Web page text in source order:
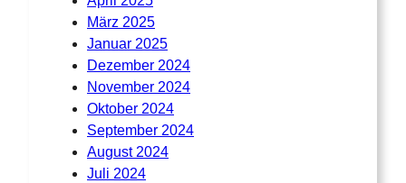
o
d
u
k
t
s
e
März 2025
Januar 2025
Dezember 2024
November 2024
Oktober 2024
September 2024
August 2024
Juli 2024